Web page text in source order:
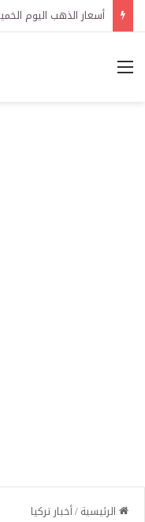
القائمة
الرئيسية/أخبار تركيا